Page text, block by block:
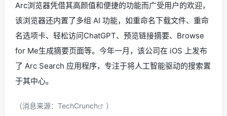
Arc浏览器凭借其高颜值和便捷的功能而广受用户的欢迎，
该浏览器还内置了多组 AI 功能，如重命名下载文件、重命
名选项卡、轻松访问ChatGPT、预览链接摘要、Browse
for Me生成摘要页面等。今年一月，该公司在 iOS 上发布
了 Arc Search 应用程序，专注于将人工智能驱动的搜索置
于其中心。
（消息来源： TechCrunch ）